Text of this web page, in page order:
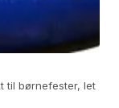
til børnefester, let